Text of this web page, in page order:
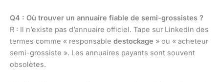
Q4 : Où trouver un annuaire fiable de semi-grossistes ?
R : Il n’existe pas d’annuaire officiel. Tape sur LinkedIn des
termes comme « responsable destockage » ou « acheteur
semi-grossiste ». Les annuaires payants sont souvent
obsolètes.